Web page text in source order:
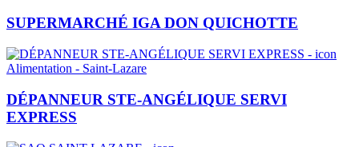
SUPERMARCHÉ IGA DON QUICHOTTE
Alimentation - Saint-Lazare
DÉPANNEUR STE-ANGÉLIQUE SERVI
EXPRESS